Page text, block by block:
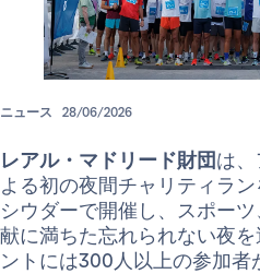
ニュース 28/06/2026
レアル・マドリード財団は
よる初の夜間チャリティラ
シウダーで開催し、スポー
献に満ちた忘れられない夜
ントには300人以上の参加者